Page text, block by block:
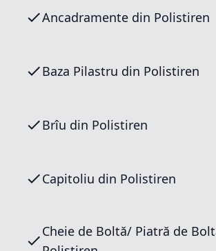
Ancadramente din Polistiren
Baza Pilastru din Polistiren
Brîu din Polistiren
Capitoliu din Polistiren
Cheie de Boltă/ Piatră de Boltă